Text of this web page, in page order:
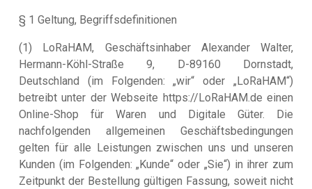
§ 1 Geltung, Begriffsdefinitionen
(1) LoRaHAM, Geschäftsinhaber Alexander Walter,
Hermann-Köhl-Straße 9, D-89160 Dornstadt,
Deutschland (im Folgenden: „wir“ oder „LoRaHAM“)
betreibt unter der Webseite https://LoRaHAM.de einen
Online-Shop für Waren und Digitale Güter. Die
nachfolgenden allgemeinen Geschäftsbedingungen
gelten für alle Leistungen zwischen uns und unseren
Kunden (im Folgenden: „Kunde“ oder „Sie“) in ihrer zum
Zeitpunkt der Bestellung gültigen Fassung, soweit nicht